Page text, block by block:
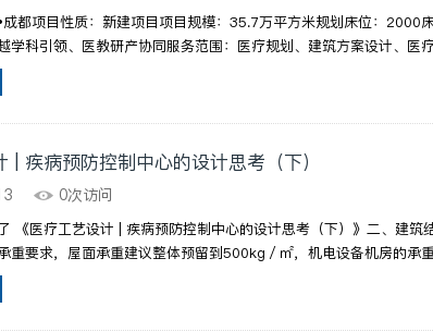
成都项目性质：新建项目项目规模：35.7万平方米规划床位：
学科引领、医教研产协同服务范围：医疗规划、建筑方案设计、医
| 疾病预防控制中心的设计思考（下）
0次访问
《医疗工艺设计 | 疾病预防控制中心的设计思考（下）》二、建
重要求，屋面承重建议整体预留到500kg／㎡，机电设备机房的承